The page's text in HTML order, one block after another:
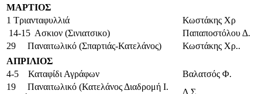
ΜΑΡΤΙΟΣ
1 Τριανταφυλλιά
Κωστάκης Χρ
14-15 Ασκιον (Σινιατσικο)
Παπαποστόλου Δ.
29 Παναιτωλικό (Σπαρτιάς-Κατελάνος)
Κωστάκης Χρ..
ΑΠΡΙΛΙΟΣ
4-5 Καταφίδι Αγράφων
Βαλατσός Φ.
19 Παναιτωλικό (Κατελάνος Διαδρομή Ι.
Δ.Σ.